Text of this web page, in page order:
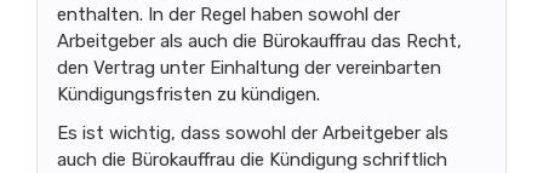
enthalten. In der Regel haben sowohl der
Arbeitgeber als auch die Bürokauffrau das Recht,
den Vertrag unter Einhaltung der vereinbarten
Kündigungsfristen zu kündigen.
Es ist wichtig, dass sowohl der Arbeitgeber als
auch die Bürokauffrau die Kündigung schriftlich